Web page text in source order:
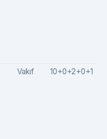
Vakıf 10+0+2+0+1